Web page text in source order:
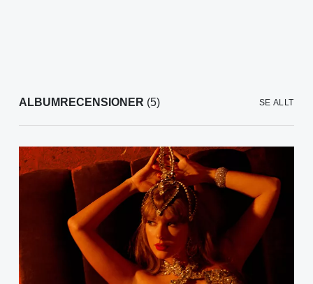
ALBUMRECENSIONER (5) SE ALLT